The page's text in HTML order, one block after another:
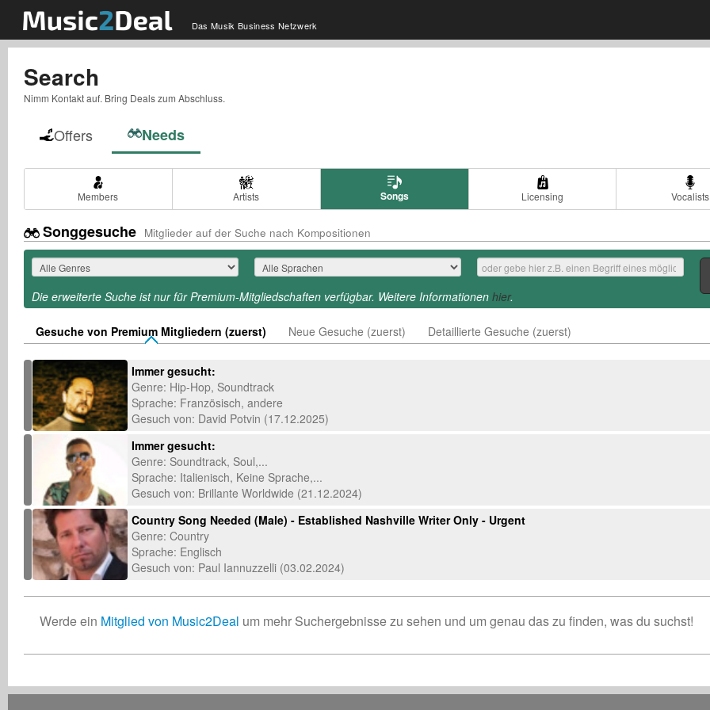
Das Musik Business Netzwerk
Search
Nimm Kontakt auf. Bring Deals zum Abschluss.
Offers Needs
Members Artists Songs Licensing Vocalists
Songgesuche Mitglieder auf der Suche nach Kompositionen
Die erweiterte Suche ist nur für Premium-Mitgliedschaften verfügbar. Weitere Informationen hier.
Gesuche von Premium Mitgliedern (zuerst) Neue Gesuche (zuerst) Detaillierte Gesuche (zuerst)
Immer gesucht:
Genre: Hip-Hop, Soundtrack
Sprache: Französisch, andere
Gesuch von: David Potvin (17.12.2025)
Immer gesucht:
Genre: Soundtrack, Soul,...
Sprache: Italienisch, Keine Sprache,...
Gesuch von: Brillante Worldwide (21.12.2024)
Country Song Needed (Male) - Established Nashville Writer Only - Urgent
Genre: Country
Sprache: Englisch
Gesuch von: Paul Iannuzzelli (03.02.2024)
Werde ein Mitglied von Music2Deal um mehr Suchergebnisse zu sehen und um genau das zu finden, was du suchst!